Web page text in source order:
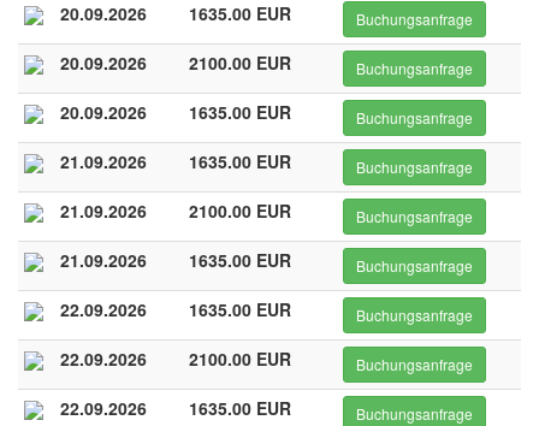
20.09.2026 1635.00 EUR Buchungsanfrage
20.09.2026 2100.00 EUR Buchungsanfrage
20.09.2026 1635.00 EUR Buchungsanfrage
21.09.2026 1635.00 EUR Buchungsanfrage
21.09.2026 2100.00 EUR Buchungsanfrage
21.09.2026 1635.00 EUR Buchungsanfrage
22.09.2026 1635.00 EUR Buchungsanfrage
22.09.2026 2100.00 EUR Buchungsanfrage
22.09.2026 1635.00 EUR Buchungsanfrage